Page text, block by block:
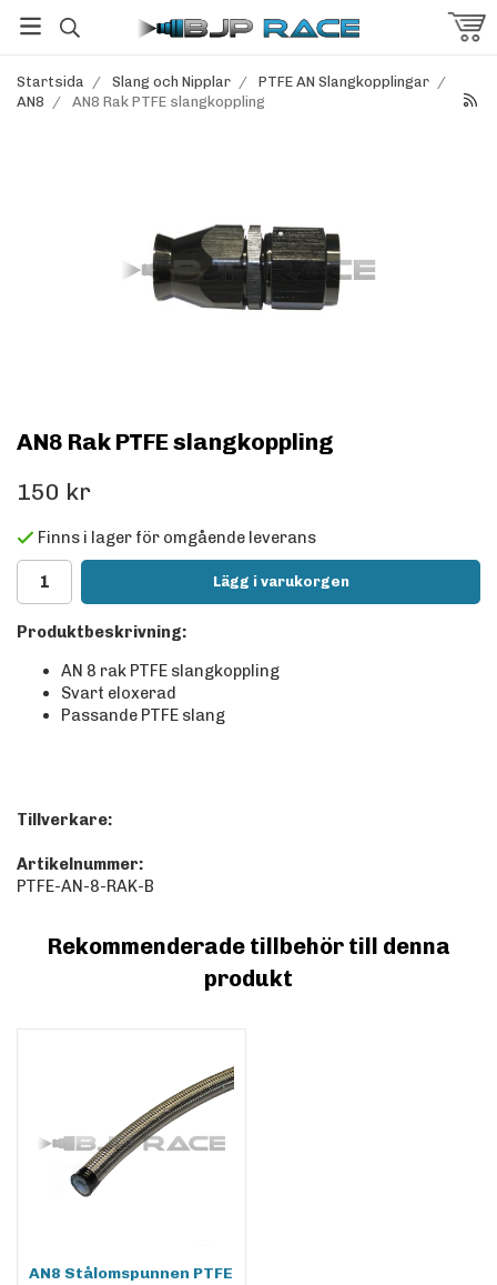
Startsida / Slang och Nipplar / PTFE AN Slangkopplingar /
AN8 / AN8 Rak PTFE slangkoppling
AN8 Rak PTFE slangkoppling
150 kr
Finns i lager för omgående leverans
Lägg i varukorgen
Produktbeskrivning:
AN 8 rak PTFE slangkoppling
Svart eloxerad
Passande PTFE slang
Tillverkare:
Artikelnummer:
PTFE-AN-8-RAK-B
Rekommenderade tillbehör till denna
produkt
AN8 Stålomspunnen PTFE